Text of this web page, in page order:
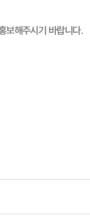
보해주시기 바랍니다.